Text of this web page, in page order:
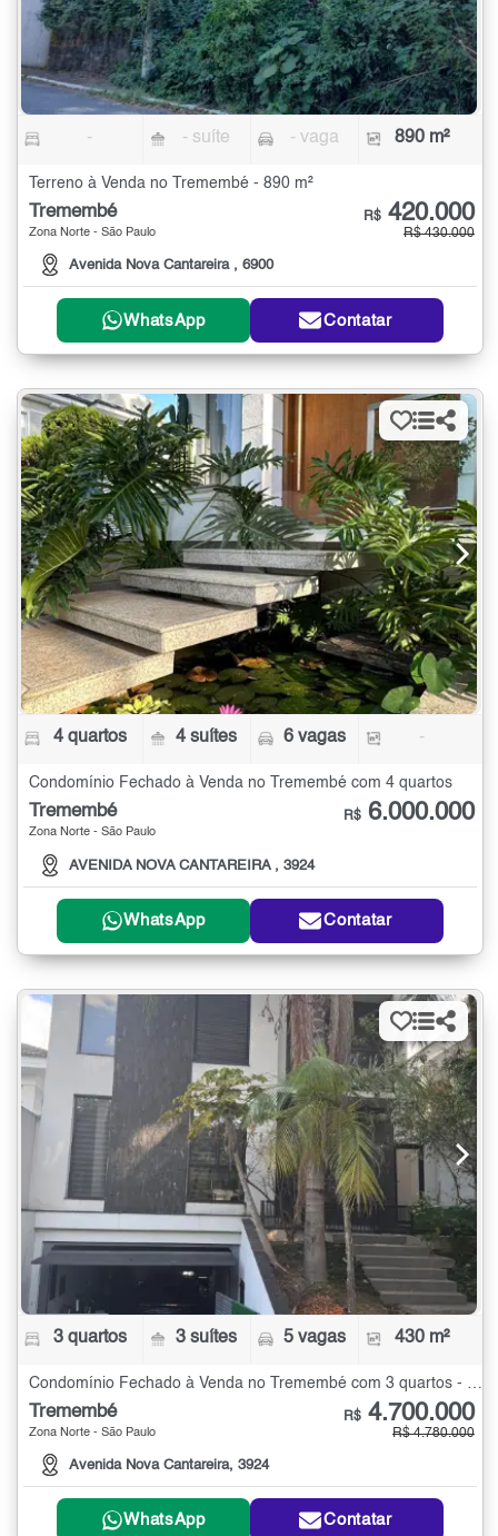
- - suíte - vaga 890 m²
Terreno à Venda no Tremembé - 890 m²
Tremembé
Zona Norte - São Paulo
Avenida Nova Cantareira , 6900
R$ 420.000
R$ 430.000
WhatsApp Contatar
4 quartos 4 suítes 6 vagas -
Condomínio Fechado à Venda no Tremembé com 4 quartos
Tremembé
Zona Norte - São Paulo
AVENIDA NOVA CANTAREIRA , 3924
R$ 6.000.000
WhatsApp Contatar
3 quartos 3 suítes 5 vagas 430 m²
Tremembé
Zona Norte - São Paulo
Avenida Nova Cantareira, 3924
R$ 4.700.000
R$ 4.780.000
WhatsApp Contatar